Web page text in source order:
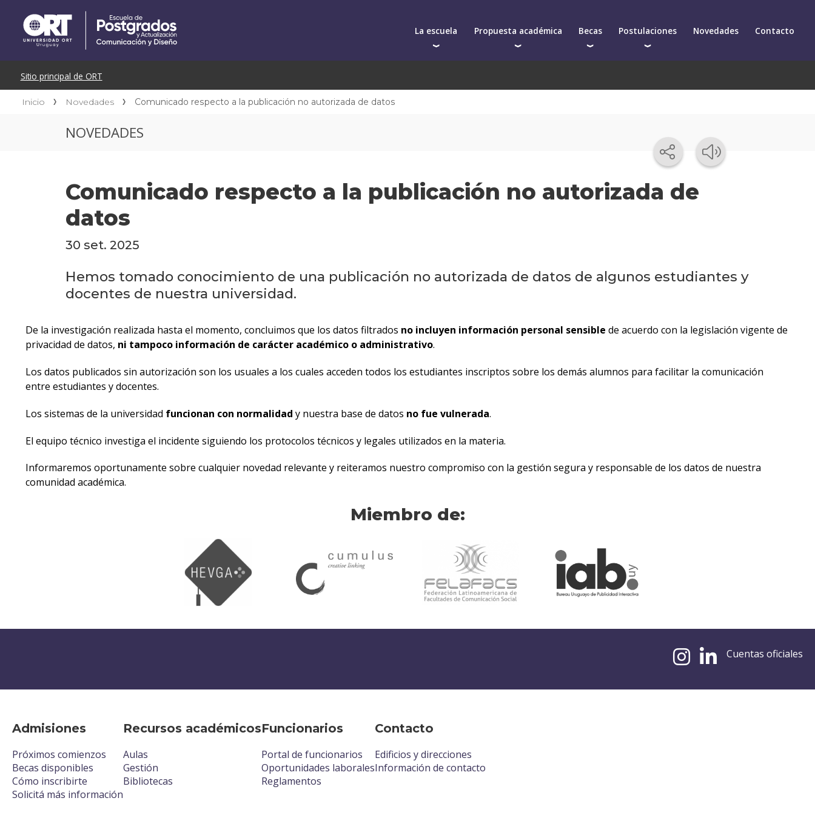
La escuela
Autoridades
Propuesta académica
Postgrados
Becas
Becas para postgrados
Postulaciones
Cómo postularte a un postgrado
Novedades Contacto
Inicio Novedades Comunicado respecto a la publicación no autorizada de datos
NOVEDADES
Comunicado respecto a la publicación no autorizada de
datos
30 set. 2025
Hemos tomado conocimiento de una publicación no autorizada de datos de algunos estudiantes y
docentes de nuestra universidad.
De la investigación realizada hasta el momento, concluimos que los datos filtrados no incluyen información personal sensible de acuerdo con la legislación vigente de
privacidad de datos, ni tampoco información de carácter académico o administrativo.
Los datos publicados sin autorización son los usuales a los cuales acceden todos los estudiantes inscriptos sobre los demás alumnos para facilitar la comunicación
entre estudiantes y docentes.
Los sistemas de la universidad funcionan con normalidad y nuestra base de datos no fue vulnerada.
El equipo técnico investiga el incidente siguiendo los protocolos técnicos y legales utilizados en la materia.
Informaremos oportunamente sobre cualquier novedad relevante y reiteramos nuestro compromiso con la gestión segura y responsable de los datos de nuestra
comunidad académica.
Miembro de:
Admisiones
Próximos comienzos
Becas disponibles
Cómo inscribirte
Solicitá más información
Recursos académicos
Aulas
Gestión
Bibliotecas
Funcionarios
Portal de funcionarios
Oportunidades laborales
Reglamentos
Contacto
Edificios y direcciones
Información de contacto
Cuentas oficiales